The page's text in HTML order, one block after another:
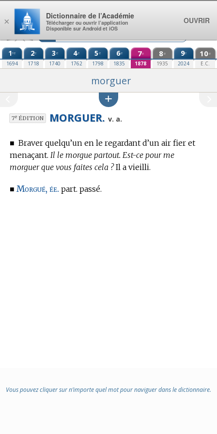
Aller au contenu
1re
1694
2e
1718
3e
1740
4e
1762
5e
1798
6e
1835
7e
1878
8e
1935
9e
2024
10e
E.C.
morguer
7eÉDITION MORGUER. v. a.
■ Braver quelqu’un en le regardant d’un air fier et
menaçant. Il le morgue partout. Est-ce pour me
morguer que vous faites cela ?Il a vieilli.
■ Morgué, ée. part. passé.
Vous pouvez cliquer sur n’importe quel mot pour naviguer dans le dictionnaire.
×
Dictionnaire de l’Académie
Télécharger ou ouvrir l’application
Disponible sur Android et iOS
OUVRIR